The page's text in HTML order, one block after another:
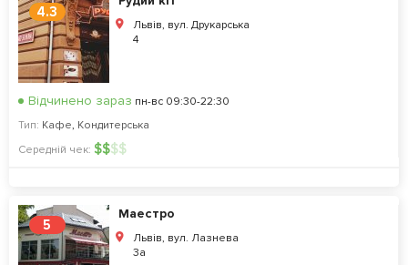
4.3
Львів, вул. Друкарська
4
Відчинено зараз пн-вс 09:30-22:30
Тип: Кафе, Кондитерська
Середній чек: $$$$
5
Маестро
Львів, вул. Лазнева
3а